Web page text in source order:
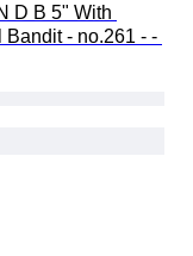
D B 5" With
Bandit - no.261 - -